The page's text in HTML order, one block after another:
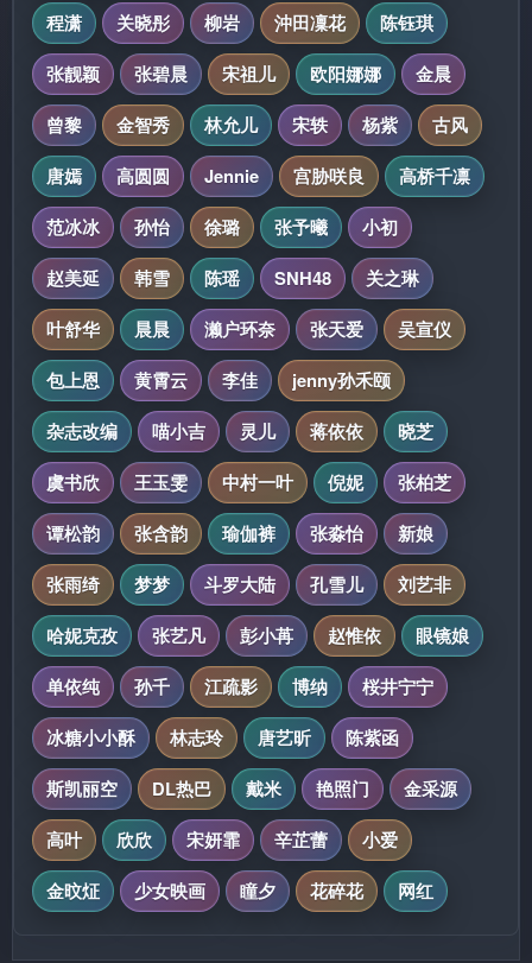
程潇
关晓彤 柳岩 沖田凜花
陈钰琪
张靓颖
张碧晨 宋祖儿 欧阳娜娜
金晨
曾黎
金智秀 林允儿 宋轶 杨紫
古风
唐嫣
高圆圆 Jennie 宫胁咲良
高桥千凛
范冰冰
孙怡 徐璐 张予曦
小初
赵美延
韩雪 陈瑶 SNH48
关之琳
叶舒华
晨晨 濑户环奈 张天爱
吴宣仪
包上恩
黄霄云 李佳
jenny孙禾颐
杂志改编
喵小吉 灵儿 蒋依依
晓芝
虞书欣
王玉雯 中村一叶 倪妮
张柏芝
谭松韵
张含韵 瑜伽裤 张淼怡
新娘
张雨绮
梦梦 斗罗大陆 孔雪儿
刘艺非
哈妮克孜
张艺凡 彭小苒 赵惟依
眼镜娘
单依纯
孙千 江疏影 博纳
桜井宁宁
冰糖小小酥
林志玲 唐艺昕
陈紫函
斯凯丽空
DL热巴 戴米 艳照门
金采源
高叶
欣欣 宋妍霏 辛芷蕾
小爱
金旼炡
少女映画 瞳夕 花碎花 网红